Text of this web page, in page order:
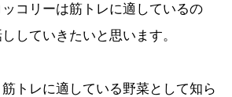
コリーは筋トレに適しているの
していきたいと思います。
トレに適している野菜として知ら